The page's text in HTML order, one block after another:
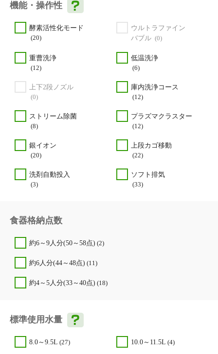
機能・操作性
酵素活性化モード
(20)
ウルトラファイン
バブル (0)
重曹洗浄
(12)
低温洗浄
(6)
上下2段ノズル
(0)
庫内洗浄コース
(12)
ストリーム除菌
(8)
プラズマクラスター
(12)
銀イオン
(20)
上段カゴ移動
(22)
洗剤自動投入
(3)
ソフト排気
(33)
食器格納点数
約6～9人分(50～58点) (2)
約6人分(44～48点) (11)
約4～5人分(33～40点) (18)
標準使用水量
8.0～9.5L (27) 10.0～11.5L (4)